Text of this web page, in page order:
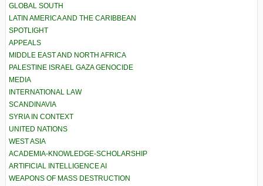
GLOBAL SOUTH
LATIN AMERICA AND THE CARIBBEAN
SPOTLIGHT
APPEALS
MIDDLE EAST AND NORTH AFRICA
PALESTINE ISRAEL GAZA GENOCIDE
MEDIA
INTERNATIONAL LAW
SCANDINAVIA
SYRIA IN CONTEXT
UNITED NATIONS
WEST ASIA
ACADEMIA-KNOWLEDGE-SCHOLARSHIP
ARTIFICIAL INTELLIGENCE AI
WEAPONS OF MASS DESTRUCTION